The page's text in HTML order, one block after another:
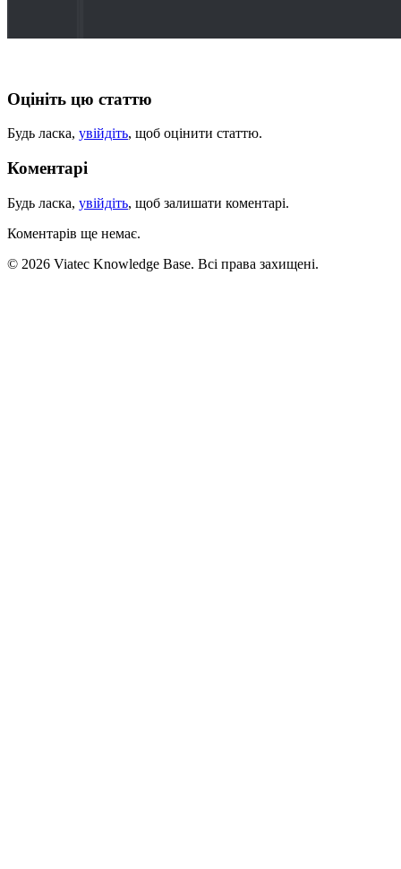
Оцініть цю статтю
Будь ласка, увійдіть, щоб оцінити статтю.
Коментарі
Будь ласка, увійдіть, щоб залишати коментарі.
Коментарів ще немає.
© 2026 Viatec Knowledge Base. Всі права захищені.